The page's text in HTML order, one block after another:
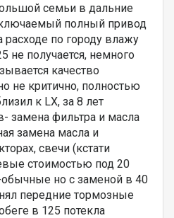
семьи в дальние
полный привод
расходе по городу влажу
не получается, немного
качество
не критично, полностью
к LX, за 8 лет
замена фильтра и масла
замена масла и
свечи (кстати
стоимостью под 20
обычные но с заменой в 40
передние тормозные
в 125 потекла